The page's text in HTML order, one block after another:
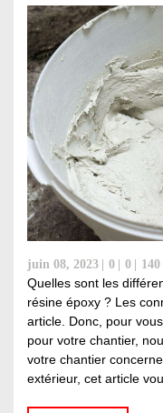
juin 08, 2023 0 0 140
Quelles sont les
résine époxy ? Les
article. Donc, pour
pour votre chantier,
votre chantier
extérieur, cet article